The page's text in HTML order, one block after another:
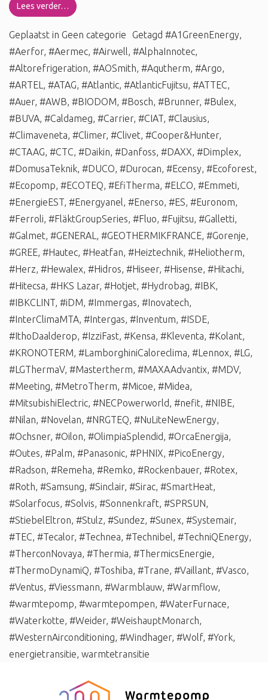
Lees verder…
Geplaatst in Geen categorie Getagd #A1GreenEnergy,
#Aerfor, #Aermec, #Airwell, #AlphaInnotec,
#Altorefrigeration, #AOSmith, #Aqutherm, #Argo,
#ARTEL , #ATAG, #Atlantic, #AtlanticFujitsu, #ATTEC,
#Auer, #AWB, #BIODOM, #Bosch, #Brunner, #Bulex,
#BUVA, #Caldameg, #Carrier, #CIAT, #Clausius,
#Climaveneta, #Climer, #Clivet, #Cooper&Hunter,
#CTAAG, #CTC, #Daikin, #Danfoss, #DAXX, #Dimplex,
#DomusaTeknik, #DUCO, #Durocan, #Ecensy, #Ecoforest,
#Ecopomp, #ECOTEQ, #EfiTherma, #ELCO, #Emmeti,
#EnergieEST, #Energyanel, #Enerso, #ES, #Euronom,
#Ferroli, #FläktGroupSeries, #Fluo, #Fujitsu, #Galletti,
#Galmet, #GENERAL , #GEOTHERMIKFRANCE, #Gorenje,
#GREE, #Hautec, #Heatfan, #Heiztechnik, #Heliotherm,
#Herz, #Hewalex, #Hidros, #Hiseer, #Hisense, #Hitachi,
#Hitecsa, #HKS Lazar, #Hotjet, #Hydrobag, #IBK,
#IBKCLINT, #iDM, #Immergas, #Inovatech,
#InterClimaMTA, #Intergas, #Inventum, #ISDE,
#IthoDaalderop, #IzziFast, #Kensa, #Kleventa, #Kolant,
#KRONOTERM, #LamborghiniCaloreclima, #Lennox, #LG,
#LGThermaV, #Mastertherm, #MAXAAdvantix, #MDV,
#Meeting, #MetroTherm, #Micoe, #Midea,
#MitsubishiElectric, #NECPowerworld, #nefit, #NIBE,
#Nilan, #Novelan, #NRGTEQ, #NuLiteNewEnergy,
#Ochsner, #Oilon, #OlimpiaSplendid, #OrcaEnergija,
#Outes, #Palm, #Panasonic, #PHNIX, #PicoEnergy,
#Radson, #Remeha, #Remko, #Rockenbauer, #Rotex,
#Roth, #Samsung, #Sinclair, #Sirac, #SmartHeat,
#Solarfocus, #Solvis, #Sonnenkraft, #SPRSUN,
#StiebelEltron, #Stulz, #Sundez, #Sunex, #Systemair,
#TEC, #Tecalor, #Technea, #Technibel, #TechniQEnergy,
#TherconNovaya, #Thermia, #ThermicsEnergie,
#ThermoDynamiQ, #Toshiba, #Trane, #Vaillant, #Vasco,
#Ventus, #Viessmann, #Warmblauw, #Warmflow,
#warmtepomp, #warmtepompen, #WaterFurnace,
#Waterkotte, #Weider, #WeishauptMonarch,
#WesternAirconditioning, #Windhager, #Wolf, #York,
energietransitie, warmtetransitie